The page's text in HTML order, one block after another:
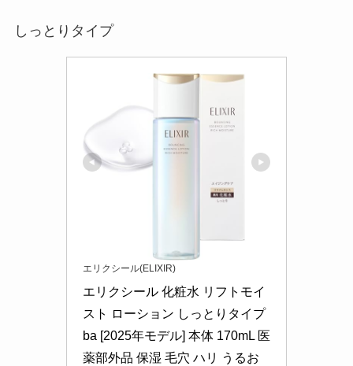
しっとりタイプ
エリクシール(ELIXIR)
エリクシール 化粧水 リフトモイ
スト ローション しっとりタイプ
ba [2025年モデル] 本体 170mL 医
薬部外品 保湿 毛穴 ハリ うるお